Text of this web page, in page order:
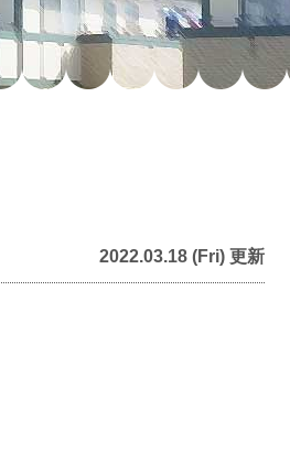
2022.03.18 (Fri) 更新